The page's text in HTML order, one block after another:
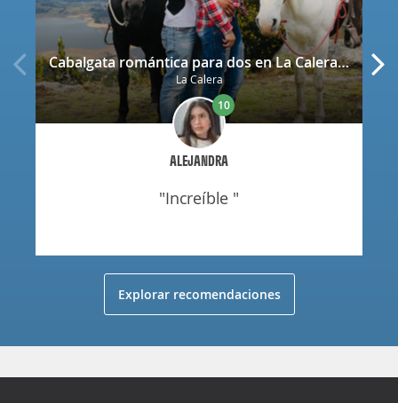
Cabalgata romántica para dos en La Calera con decoración
La Calera
ALEJANDRA
10
"increíble "
Explorar recomendaciones